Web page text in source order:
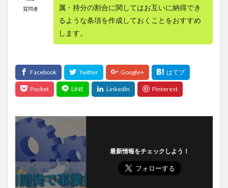
質問者
属・持分の割合に関してはお互いに納得でき
るような条項を作成しておくことをおすすめ
します。
最新情報をチェックしよう！